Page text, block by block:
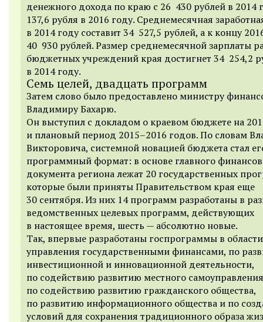
денежного дохода по краю с 26 430 рублей в 2014
137,6 рубля в 2016 году. Среднемесячная
в 2014 году составит 34 527,5 рублей, а к концу
40 930 рублей. Размер среднемесячной зарплаты
бюджетных учреждений края достигнет 34 254,2
в 2014 году.
Семь целей, двадцать программ
Затем слово было предоставлено министру
Владимиру Бахарю.
Он выступил с докладом о краевом бюджете на
и плановый период 2015–2016 годов.По словам
Викторовича, системной новацией бюджета стал
программный формат: в основе главного
документа региона лежат 20 государственных
которые были приняты Правительством края еще
30 сентября. Из них 14 программ разработаны в
ведомственных целевых программ, действующих
в настоящее время, шесть — абсолютно новые.
Так, впервые разработаны госпрограммы в области
управления государственными финансами, по
инвестиционной и инновационной деятельности,
по содействию развитию местного
по содействию развитию гражданского общества,
по развитию информационного общества и по
условий для сохранения традиционного образа